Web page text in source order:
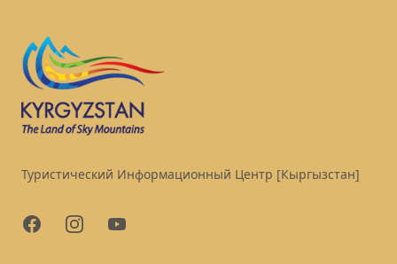
Туристический Информационный Центр [Кыргызстан]
FacebookInstagramYouTube